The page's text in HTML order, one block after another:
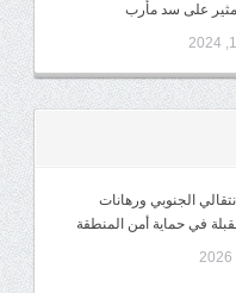
على سد مأرب
الجنوبي ورهانات
في حماية أمن المنطقة